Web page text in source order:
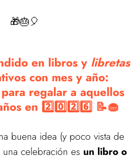
🎁🎂🎈
en libros y libretas
con mes y año:
regalar a aquellos
en 2️⃣0️⃣2️⃣6️⃣ 📝🧁
buena idea (y poco vista de
celebración es un libro o